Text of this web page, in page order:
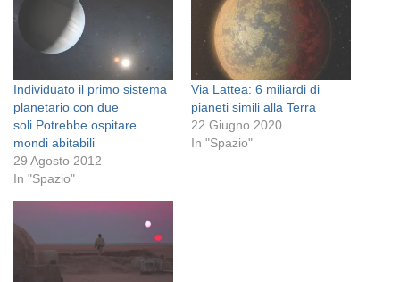
Individuato il primo sistema
planetario con due
soli.Potrebbe ospitare
mondi abitabili
29 Agosto 2012
In "Spazio"
Via Lattea: 6 miliardi di
pianeti simili alla Terra
22 Giugno 2020
In "Spazio"